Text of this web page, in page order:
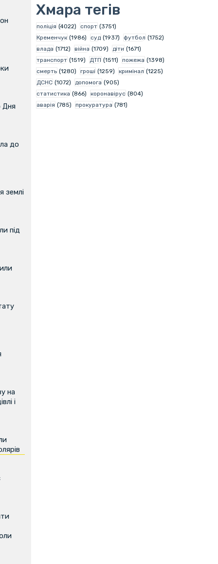
Дня
до
землі
під
на
і
Хмара тегів
поліція (4022) спорт (3751)
Кременчук (1986) суд (1937) футбол (1752)
влада (1712) війна (1709) діти (1671)
транспорт (1519) ДТП (1511) пожежа (1398)
смерть (1280) гроші (1259) кримінал (1225)
ДСНС (1072) допомога (905)
статистика (866) коронавірус (804)
аварія (785) прокуратура (781)